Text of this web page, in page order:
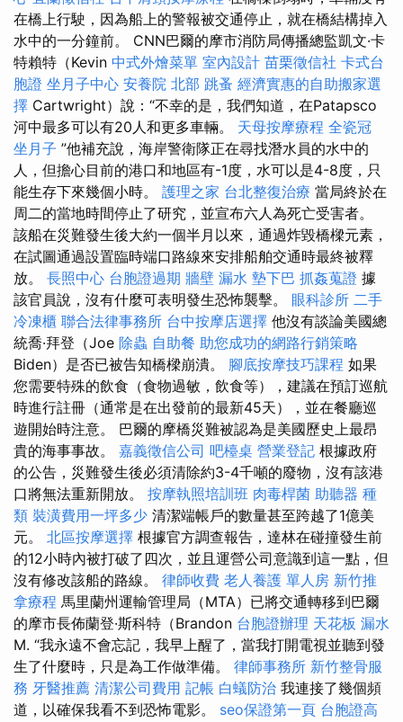
在橋上行駛，因為船上的警報被交通停止，就在橋結構掉入
水中的一分鐘前。 CNN巴爾的摩市消防局傳播總監凱文·卡
特賴特（Kevin 中式外燴菜單 室內設計 苗栗徵信社 卡式台
胞證 坐月子中心 安養院 北部 跳蚤 經濟實惠的自助搬家選
擇 Cartwright）說：“不幸的是，我們知道，在Patapsco
河中最多可以有20人和更多車輛。 天母按摩療程 全瓷冠
坐月子 ”他補充說，海岸警衛隊正在尋找潛水員的水中的
人，但擔心目前的港口和地區有-1度，水可以是4-8度，只
能生存下來幾個小時。 護理之家 台北整復治療 當局終於在
周二的當地時間停止了研究，並宣布六人為死亡受害者。
該船在災難發生後大約一個半月以來，通過炸毀橋樑元素，
在試圖通過設置臨時端口路線來安排船舶交通時最終被釋
放。 長照中心 台胞證過期 牆壁 漏水 墊下巴 抓姦蒐證 據
該官員說，沒有什麼可表明發生恐怖襲擊。 眼科診所 二手
冷凍櫃 聯合法律事務所 台中按摩店選擇 他沒有談論美國總
統喬·拜登（Joe 除蟲 自助餐 助您成功的網路行銷策略
Biden）是否已被告知橋樑崩潰。 腳底按摩技巧課程 如果
您需要特殊的飲食（食物過敏，飲食等），建議在預訂巡航
時進行註冊（通常是在出發前的最新45天），並在餐廳巡
遊開始時注意。 巴爾的摩橋災難被認為是美國歷史上最昂
貴的海事事故。 嘉義徵信公司 吧檯桌 營業登記 根據政府
的公告，災難發生後必須清除約3-4千噸的廢物，沒有該港
口將無法重新開放。 按摩執照培訓班 肉毒桿菌 助聽器 種
類 裝潢費用一坪多少 清潔端帳戶的數量甚至跨越了1億美
元。 北區按摩選擇 根據官方調查報告，達林在碰撞發生前
的12小時內被打破了四次，並且運營公司意識到這一點，但
沒有修改該船的路線。 律師收費 老人養護 單人房 新竹推
拿療程 馬里蘭州運輸管理局（MTA）已將交通轉移到巴爾
的摩市長佈蘭登·斯科特（Brandon 台胞證辦理 天花板 漏水
M. “我永遠不會忘記，我早上醒了，當我打開電視並聽到發
生了什麼時，只是為工作做準備。 律師事務所 新竹整骨服
務 牙醫推薦 清潔公司費用 記帳 白蟻防治 我連接了幾個頻
道，以確保我看不到恐怖電影。 seo保證第一頁 台胞證高